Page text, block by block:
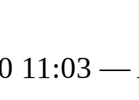
11:03 —